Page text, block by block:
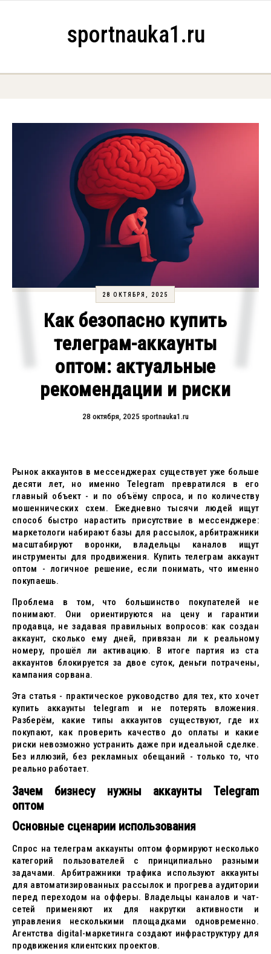
sportnauka1.ru
28 ОКТЯБРЯ, 2025
Как безопасно купить
телеграм-аккаунты
оптом: актуальные
рекомендации и риски
28 октября, 2025 sportnauka1.ru
Рынок аккаунтов в мессенджерах существует уже больше
десяти лет, но именно Telegram превратился в его
главный объект - и по объёму спроса, и по количеству
мошеннических схем. Ежедневно тысячи людей ищут
способ быстро нарастить присутствие в мессенджере:
маркетологи набирают базы для рассылок, арбитражники
масштабируют воронки, владельцы каналов ищут
инструменты для продвижения. Купить телеграм аккаунт
оптом - логичное решение, если понимать, что именно
покупаешь.
Проблема в том, что большинство покупателей не
понимают. Они ориентируются на цену и гарантии
продавца, не задавая правильных вопросов: как создан
аккаунт, сколько ему дней, привязан ли к реальному
номеру, прошёл ли активацию. В итоге партия из ста
аккаунтов блокируется за двое суток, деньги потрачены,
кампания сорвана.
Эта статья - практическое руководство для тех, кто хочет
купить аккаунты telegram и не потерять вложения.
Разберём, какие типы аккаунтов существуют, где их
покупают, как проверить качество до оплаты и какие
риски невозможно устранить даже при идеальной сделке.
Без иллюзий, без рекламных обещаний - только то, что
реально работает.
Зачем бизнесу нужны аккаунты Telegram
оптом
Основные сценарии использования
Спрос на телеграм аккаунты оптом формируют несколько
категорий пользователей с принципиально разными
задачами. Арбитражники трафика используют аккаунты
для автоматизированных рассылок и прогрева аудитории
перед переходом на офферы. Владельцы каналов и чат-
сетей применяют их для накрутки активности и
управления несколькими площадками одновременно.
Агентства digital-маркетинга создают инфраструктуру для
продвижения клиентских проектов.